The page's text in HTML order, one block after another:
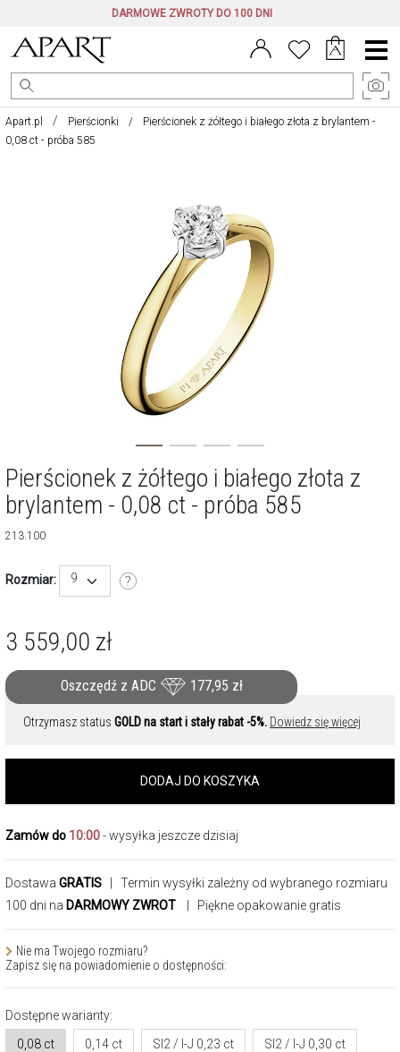
DARMOWE ZWROTY DO 100 DNI
Menu
główne
Apart.pl Pierścionki
Pierścionek z żółtego i białego złota z brylantem -
0,08 ct - próba 585
Pierścionek z żółtego i białego złota z
brylantem - 0,08 ct - próba 585
213.100
Rozmiar: 9
3 559,00 zł
Oszczędź z ADC 177,95 zł
Otrzymasz status GOLD na start i stały rabat -5%. Dowiedz się więcej
DODAJ DO KOSZYKA
Zamów do 10:00- wysyłka jeszcze dzisiaj
Dostawa GRATIS | Termin wysyłki zależny od wybranego rozmiaru
100 dni na DARMOWY ZWROT | Piękne opakowanie gratis
Nie ma Twojego rozmiaru?
Zapisz się na powiadomienie o dostępności:
Dostępne warianty:
0,08 ct
0,14 ct SI2 / I-J 0,23 ct SI2 / I-J 0,30 ct